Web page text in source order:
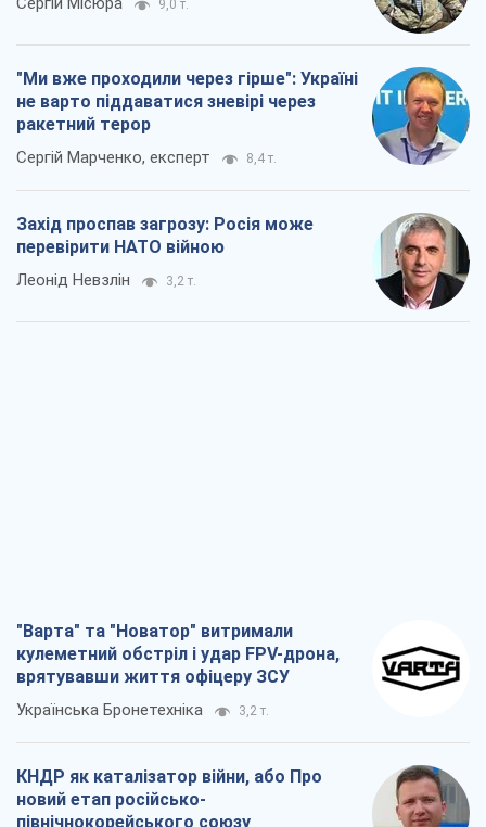
9,0 т.
"Ми вже проходили через гірше": Україні
не варто піддаватися зневірі через
ракетний терор
Сергій Марченко, експерт 8,4 т.
Захід проспав загрозу: Росія може
перевірити НАТО війною
Леонід Невзлін 3,2 т.
"Варта" та "Новатор" витримали
кулеметний обстріл і удар FPV-дрона,
врятувавши життя офіцеру ЗСУ
Українська Бронетехніка 3,2 т.
КНДР як каталізатор війни, або Про
новий етап російсько-
північнокорейського союзу